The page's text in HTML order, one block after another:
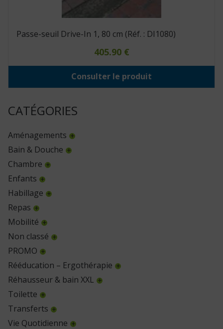
CATÉGORIES
Aménagements
Bain & Douche
Chambre
Enfants
Habillage
Repas
Mobilité
Non classé
PROMO
Rééducation – Ergothérapie
Réhausseur & bain XXL
Toilette
Transferts
Vie Quotidienne
Passe-seuil Drive-In 1, 80 cm (Réf. : DI1080)
405.90 €
Consulter le produit